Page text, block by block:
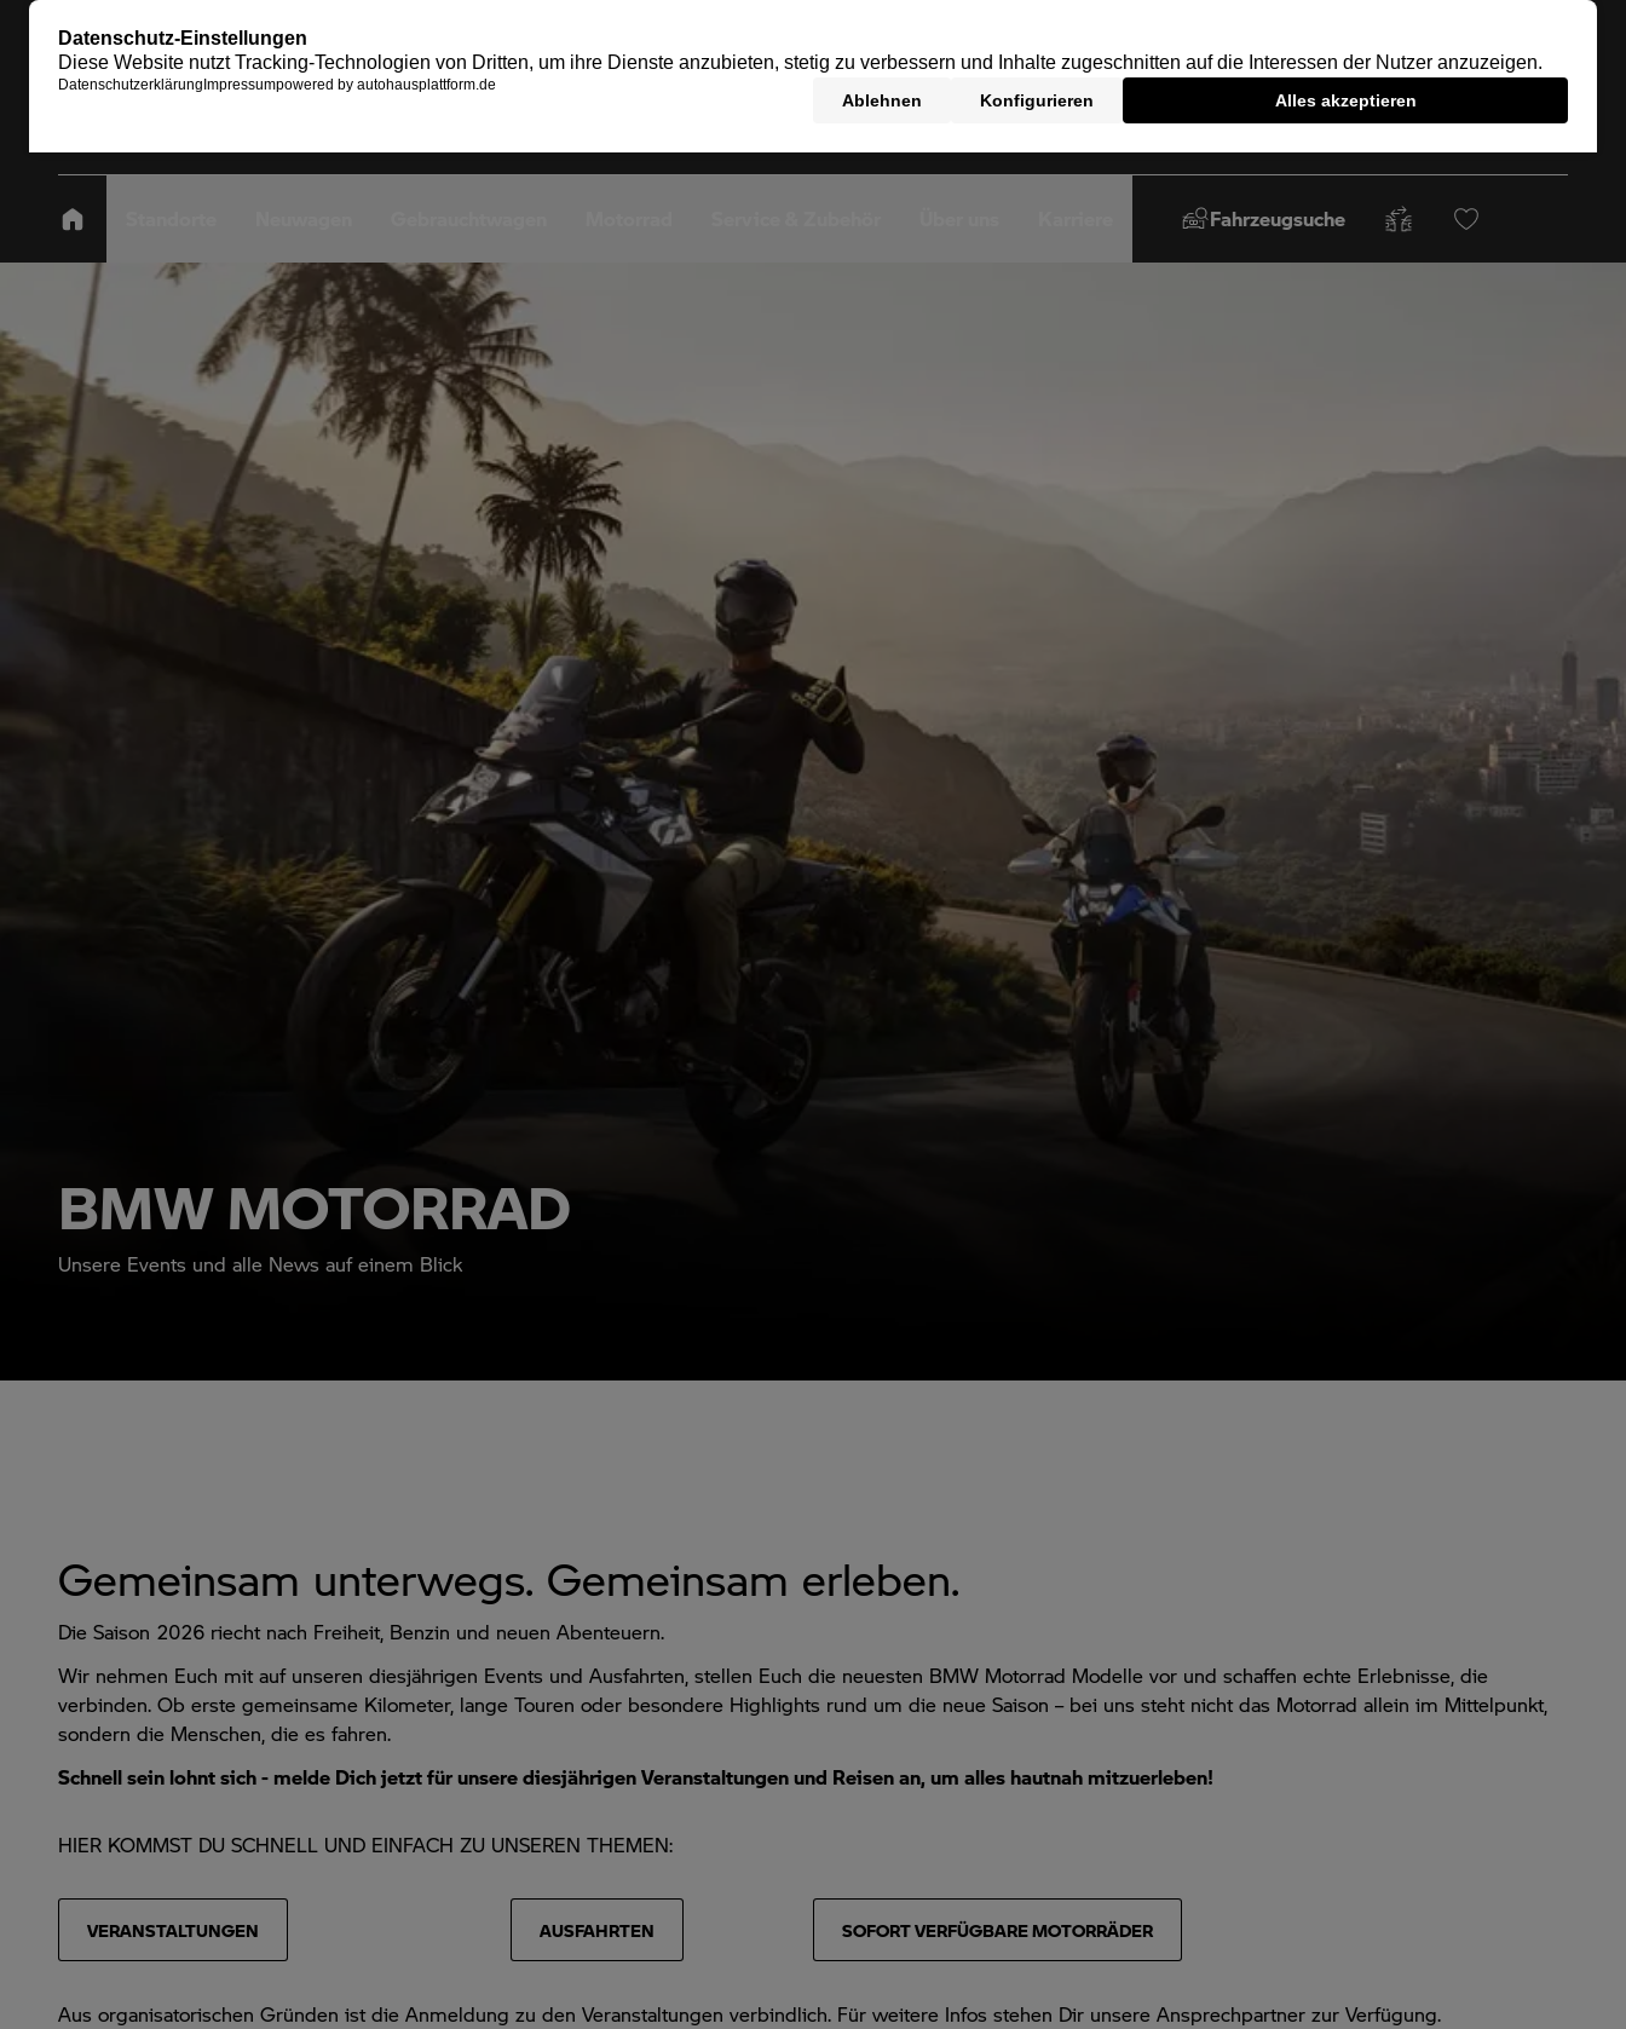
Fahrzeugsuche
BMW MOTORRAD
Unsere Events und alle News auf einem Blick
Gemeinsam unterwegs. Gemeinsam erleben.
Die Saison 2026 riecht nach Freiheit, Benzin und neuen Abenteuern.
Wir nehmen Euch mit auf unseren diesjährigen Events und Ausfahrten, stellen Euch die neuesten BMW Motorrad Modelle vor und schaffen echte Erlebnisse, die
verbinden. Ob erste gemeinsame Kilometer, lange Touren oder besondere Highlights rund um die neue Saison – bei uns steht nicht das Motorrad allein im Mittelpunkt,
sondern die Menschen, die es fahren.
Schnell sein lohnt sich - melde Dich jetzt für unsere diesjährigen Veranstaltungen und Reisen an, um alles hautnah mitzuerleben!
HIER KOMMST DU SCHNELL UND EINFACH ZU UNSEREN THEMEN:
VERANSTALTUNGEN AUSFAHRTEN SOFORT VERFÜGBARE MOTORRÄDER
Aus organisatorischen Gründen ist die Anmeldung zu den Veranstaltungen verbindlich. Für weitere Infos stehen Dir unsere Ansprechpartner zur Verfügung.